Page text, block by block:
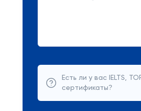
Есть ли у вас IELTS,
сертификаты?